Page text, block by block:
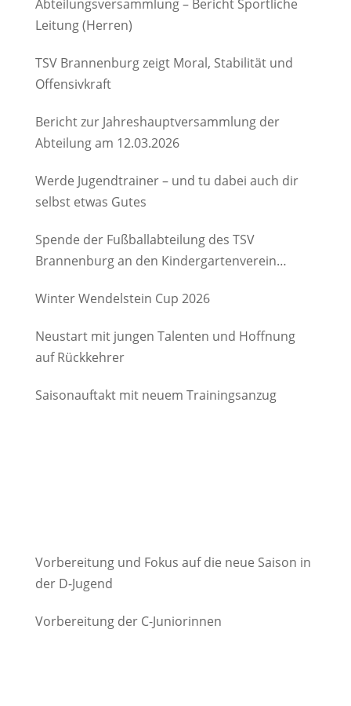
Abteilungsversammlung – Bericht Sportliche
Leitung (Herren)
TSV Brannenburg zeigt Moral, Stabilität und
Offensivkraft
Bericht zur Jahreshauptversammlung der
Abteilung am 12.03.2026
Werde Jugendtrainer – und tu dabei auch dir
selbst etwas Gutes
Spende der Fußballabteilung des TSV
Brannenburg an den Kindergartenverein
Winter Wendelstein Cup 2026
Neustart mit jungen Talenten und Hoffnung
auf Rückkehrer
Saisonauftakt mit neuem Trainingsanzug
Vorbereitung und Fokus auf die neue Saison in
der D-Jugend
Vorbereitung der C-Juniorinnen